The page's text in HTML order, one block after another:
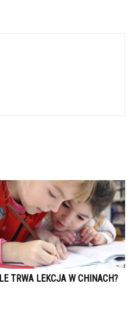
TRWA LEKCJA W CHINACH?